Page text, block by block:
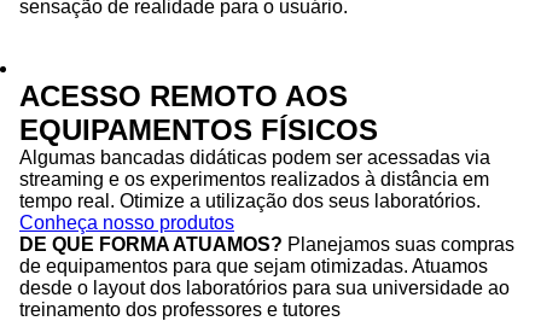
sensação de realidade para o usuário.
ACESSO REMOTO AOS
EQUIPAMENTOS FÍSICOS
Algumas bancadas didáticas podem ser acessadas via
streaming e os experimentos realizados à distância em
tempo real. Otimize a utilização dos seus laboratórios.
Conheça nosso produtos
DE QUE FORMA ATUAMOS? Planejamos suas compras
de equipamentos para que sejam otimizadas. Atuamos
desde o layout dos laboratórios para sua universidade ao
treinamento dos professores e tutores